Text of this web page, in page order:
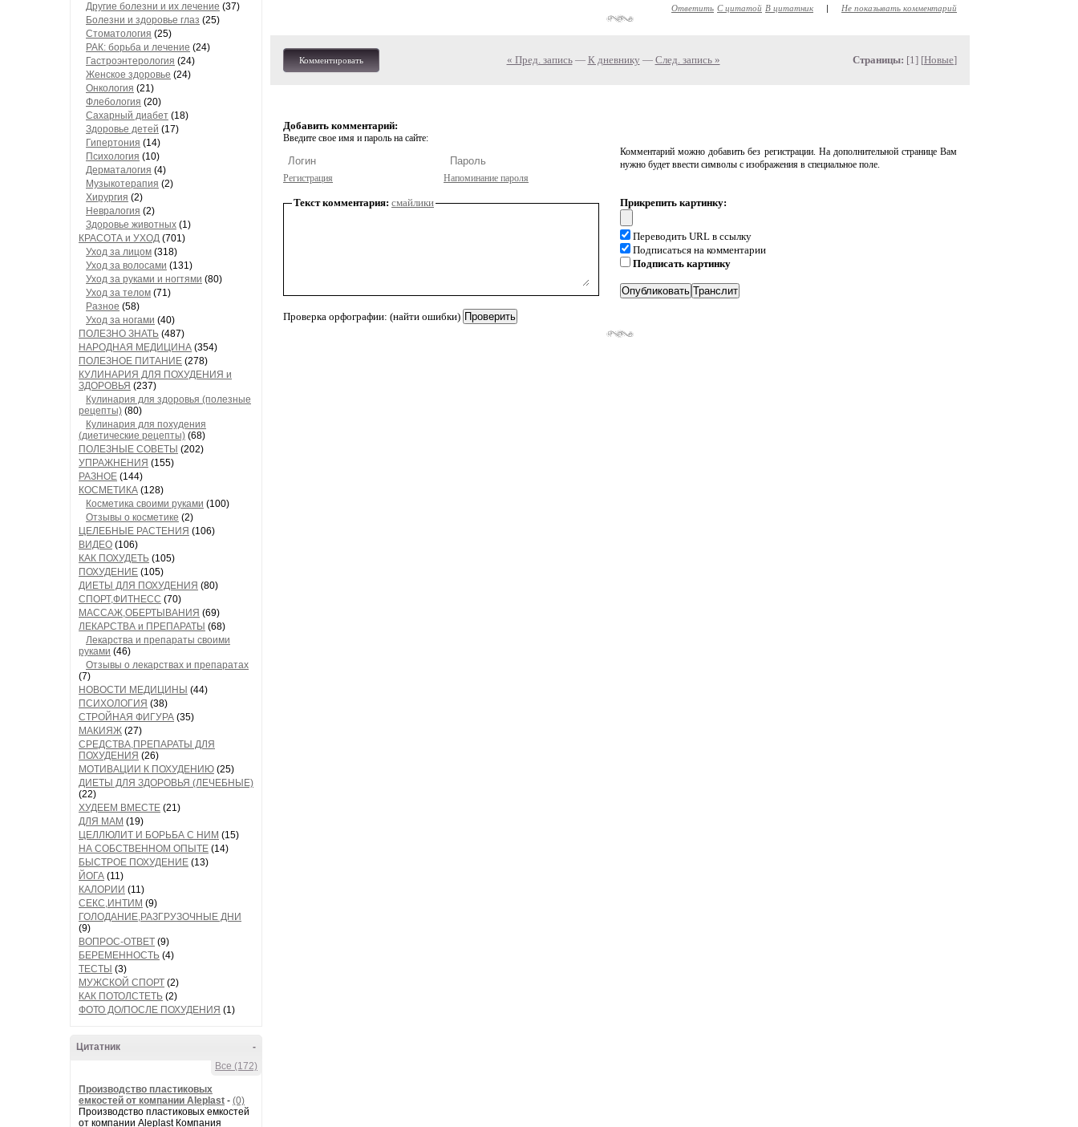
Другие болезни и их лечение (37)
Болезни и здоровье глаз (25)
Стоматология (25)
РАК: борьба и лечение (24)
Гастроэнтерология (24)
Женское здоровье (24)
Онкология (21)
Флебология (20)
Сахарный диабет (18)
Здоровье детей (17)
Гипертония (14)
Психология (10)
Дерматалогия (4)
Музыкотерапия (2)
Хирургия (2)
Невралогия (2)
Здоровье животных (1)
КРАСОТА и УХОД (701)
Уход за лицом (318)
Уход за волосами (131)
Уход за руками и ногтями (80)
Уход за телом (71)
Разное (58)
Уход за ногами (40)
ПОЛЕЗНО ЗНАТЬ (487)
НАРОДНАЯ МЕДИЦИНА (354)
ПОЛЕЗНОЕ ПИТАНИЕ (278)
КУЛИНАРИЯ ДЛЯ ПОХУДЕНИЯ и
ЗДОРОВЬЯ (237)
Кулинария для здоровья (полезные
рецепты) (80)
Кулинария для похудения
(диетические рецепты) (68)
ПОЛЕЗНЫЕ СОВЕТЫ (202)
УПРАЖНЕНИЯ (155)
РАЗНОЕ (144)
КОСМЕТИКА (128)
Косметика своими руками (100)
Отзывы о косметике (2)
ЦЕЛЕБНЫЕ РАСТЕНИЯ (106)
ВИДЕО (106)
КАК ПОХУДЕТЬ (105)
ПОХУДЕНИЕ (105)
ДИЕТЫ ДЛЯ ПОХУДЕНИЯ (80)
СПОРТ,ФИТНЕСС (70)
МАССАЖ,ОБЕРТЫВАНИЯ (69)
ЛЕКАРСТВА и ПРЕПАРАТЫ (68)
Лекарства и препараты своими
руками (46)
Отзывы о лекарствах и препаратах
(7)
НОВОСТИ МЕДИЦИНЫ (44)
ПСИХОЛОГИЯ (38)
СТРОЙНАЯ ФИГУРА (35)
МАКИЯЖ (27)
СРЕДСТВА,ПРЕПАРАТЫ ДЛЯ
ПОХУДЕНИЯ (26)
МОТИВАЦИИ К ПОХУДЕНИЮ (25)
ДИЕТЫ ДЛЯ ЗДОРОВЬЯ (ЛЕЧЕБНЫЕ)
(22)
ХУДЕЕМ ВМЕСТЕ (21)
ДЛЯ МАМ (19)
ЦЕЛЛЮЛИТ И БОРЬБА С НИМ (15)
НА СОБСТВЕННОМ ОПЫТЕ (14)
БЫСТРОЕ ПОХУДЕНИЕ (13)
ЙОГА (11)
КАЛОРИИ (11)
СЕКС,ИНТИМ (9)
ГОЛОДАНИЕ,РАЗГРУЗОЧНЫЕ ДНИ
(9)
ВОПРОС-ОТВЕТ (9)
БЕРЕМЕННОСТЬ (4)
ТЕСТЫ (3)
МУЖСКОЙ СПОРТ (2)
КАК ПОТОЛСТЕТЬ (2)
ФОТО ДО/ПОСЛЕ ПОХУДЕНИЯ (1)
-
Цитатник
Все (172)
Производство пластиковых
емкостей от компании Aleplast - (0)
Производство пластиковых емкостей
от компании Aleplast Компания
Ответить С цитатой В цитатник | Не показывать комментарий
Комментировать « Пред. запись— К дневнику — След. запись » Страницы: [1] [Новые]
Добавить комментарий:
Введите свое имя и пароль на сайте:
Регистрация Напоминание пароля
Комментарий можно добавить без регистрации. На дополнительной странице Вам
нужно будет ввести символы с изображения в специальное поле.
Текст комментария: смайлики
Проверка орфографии: (найти ошибки)
Прикрепить картинку:
Переводить URL в ссылку
Подписаться на комментарии
Подписать картинку